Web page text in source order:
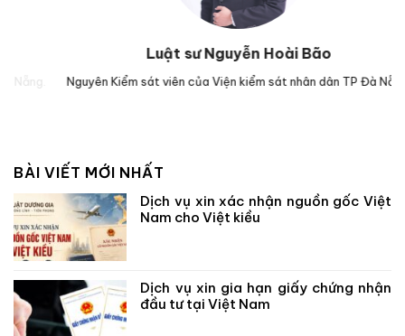
Luật sư Nguyễn Hoài Bão
Nguyên Kiểm sát viên của Viện kiểm sát nhân dân TP Đà Nẵng.
BÀI VIẾT MỚI NHẤT
Dịch vụ xin xác nhận nguồn gốc Việt
Nam cho Việt kiều
Dịch vụ xin gia hạn giấy chứng nhận
đầu tư tại Việt Nam